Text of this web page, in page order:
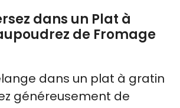
dans un Plat à
de Fromage
dans un plat à gratin
généreusement de